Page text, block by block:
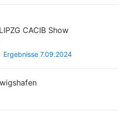
CACIB Show
Ergebnisse 7.09.2024